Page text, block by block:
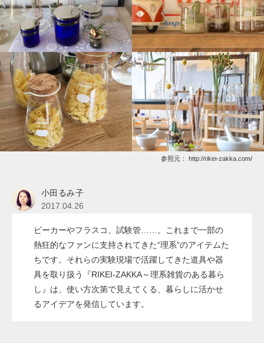
参照元： http://rikei-zakka.com/
小田るみ子
2017.04.26
ビーカーやフラスコ、試験管……。これまで一部の
熱狂的なファンに支持されてきた“理系”のアイテムた
ちです。それらの実験現場で活躍してきた道具や器
具を取り扱う『RIKEI-ZAKKA～理系雑貨のある暮ら
し』は、使い方次第で見えてくる、暮らしに活かせ
るアイデアを発信しています。